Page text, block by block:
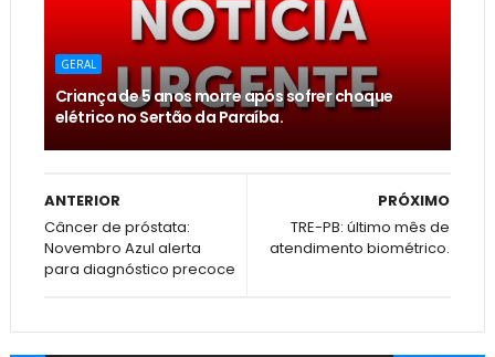
GERAL
Criança de 5 anos morre após sofrer choque
elétrico no Sertão da Paraíba.
PRÓXIMO
TRE-PB: último mês de
atendimento biométrico.
ANTERIOR
Câncer de próstata:
Novembro Azul alerta
para diagnóstico precoce